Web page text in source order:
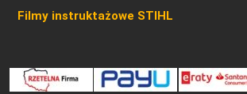
Filmy instruktażowe STIHL